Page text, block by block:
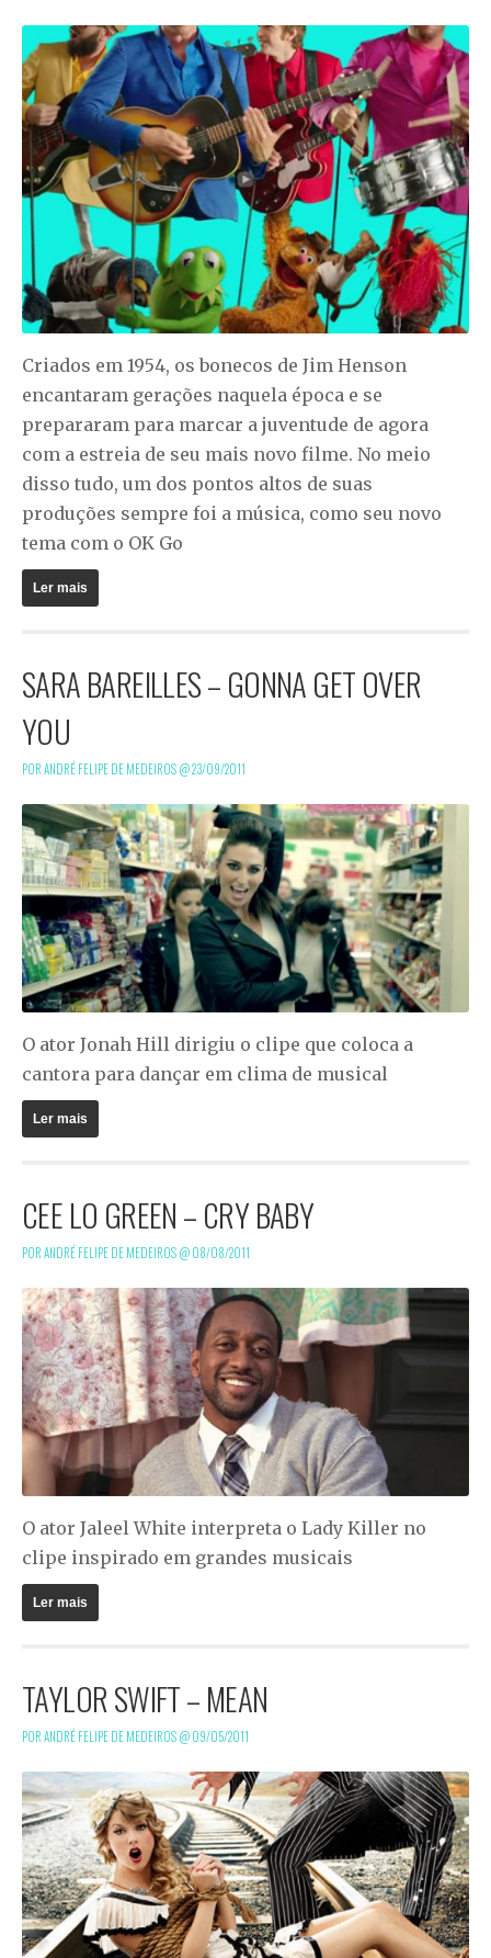
Criados em 1954, os bonecos de Jim Henson
encantaram gerações naquela época e se
prepararam para marcar a juventude de agora
com a estreia de seu mais novo filme. No meio
disso tudo, um dos pontos altos de suas
produções sempre foi a música, como seu novo
tema com o OK Go
Ler mais
SARA BAREILLES – GONNA GET OVER
YOU
POR ANDRÉ FELIPE DE MEDEIROS @23/09/2011
O ator Jonah Hill dirigiu o clipe que coloca a
cantora para dançar em clima de musical
Ler mais
CEE LO GREEN – CRY BABY
POR ANDRÉ FELIPE DE MEDEIROS @08/08/2011
O ator Jaleel White interpreta o Lady Killer no
clipe inspirado em grandes musicais
Ler mais
TAYLOR SWIFT – MEAN
POR ANDRÉ FELIPE DE MEDEIROS @09/05/2011